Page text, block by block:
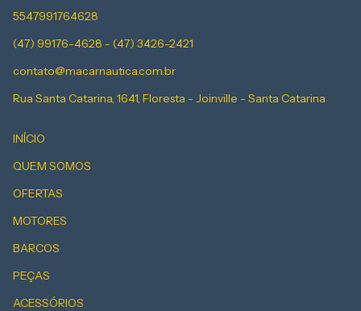
5547991764628
(47) 99176-4628 - (47) 3426-2421
contato@macarnautica.com.br
Rua Santa Catarina, 1641, Floresta - Joinville - Santa Catarina
INÍCIO
QUEM SOMOS
OFERTAS
MOTORES
BARCOS
PEÇAS
ACESSÓRIOS